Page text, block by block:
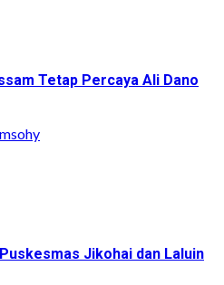
Tetap Percaya Ali Dano
Jikohai dan Laluin